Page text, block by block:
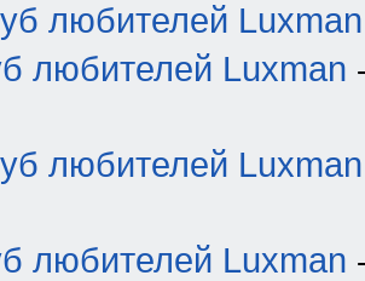
любителей Luxman
любителей Luxman
любителей Luxman
любителей Luxman